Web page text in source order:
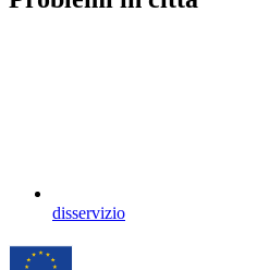
disservizio